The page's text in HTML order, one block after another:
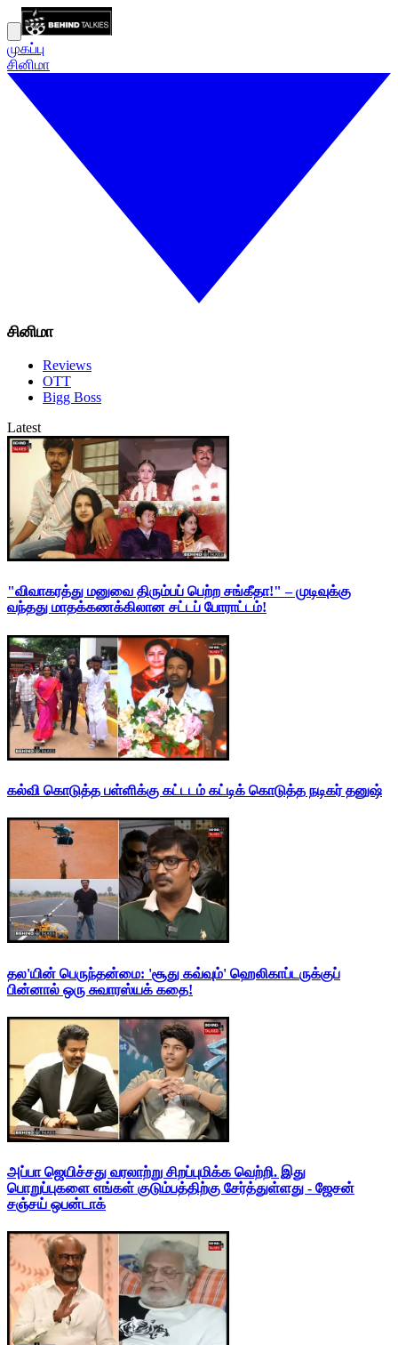
முகப்பு
சினிமா
சினிமா
Reviews
OTT
Bigg Boss
Latest
"விவாகரத்து மனுவை திரும்பப் பெற்ற சங்கீதா!" – முடிவுக்கு
வந்தது மாதக்கணக்கிலான சட்டப் போராட்டம்!
கல்வி கொடுத்த பள்ளிக்கு கட்டடம் கட்டிக் கொடுத்த நடிகர் தனுஷ்
தல'யின் பெருந்தன்மை: 'சூது கவ்வும்' ஹெலிகாப்டருக்குப்
பின்னால் ஒரு சுவாரஸ்யக் கதை!
அப்பா ஜெயிச்சது வரலாற்று சிறப்புமிக்க வெற்றி. இது
பொறுப்புகளை எங்கள் குடும்பத்திற்கு சேர்த்துள்ளது - ஜேசன்
சஞ்சய் ஒபன்டாக்